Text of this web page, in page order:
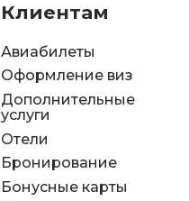
Клиентам
Авиабилеты
Оформление виз
Дополнительные
услуги
Отели
Бронирование
Бонусные карты